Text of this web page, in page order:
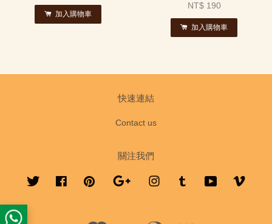
加入購物車
NT$ 190
加入購物車
快速連結
Contact us
關注我們
Twitter FacebookPinterest Google InstagramTumblr YouTube